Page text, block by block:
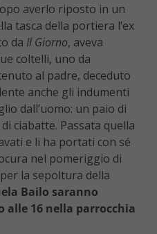
averlo riposto in un
tasca della portiera l’ex
da Il Giorno, aveva
coltelli, uno da
al padre, deceduto
anche gli indumenti
dall’uomo: un paio di
ciabatte. Passata quella
e li ha portati con sé
nel pomeriggio di
la sepoltura della
Bailo saranno
alle 16 nella parrocchia